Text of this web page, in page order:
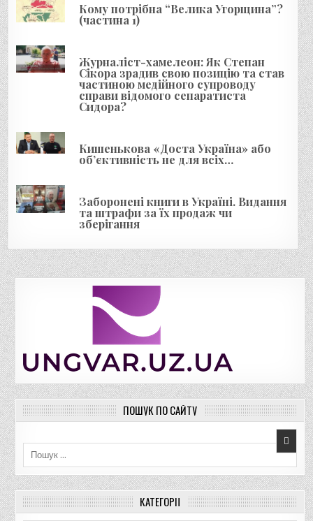
Кому потрібна “Велика Угорщина”?
(частина 1)
Журналіст-хамелеон: Як Степан
Сікора зрадив свою позицію та став
частиною медійного супроводу
справи відомого сепаратиста
Сидора?
Кишенькова «Доста Україна» або
об’єктивність не для всіх…
Заборонені книги в Україні. Видання
та штрафи за їх продаж чи
зберігання
ПОШУК ПО САЙТУ
КАТЕГОРІЇ